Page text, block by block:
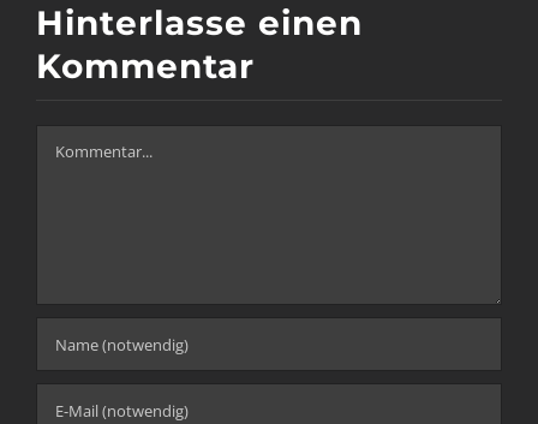
Hinterlasse einen
Kommentar
Kommentar